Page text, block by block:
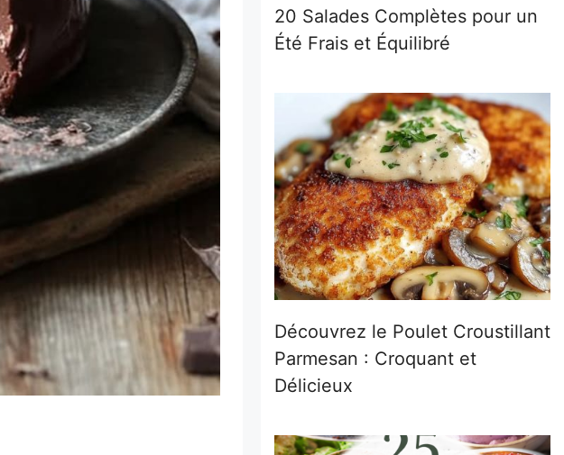
20 Salades Complètes pour un
Été Frais et Équilibré
Découvrez le Poulet Croustillant
Parmesan : Croquant et
Délicieux